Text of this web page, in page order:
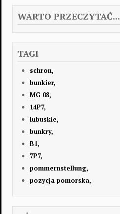
WARTO PRZECZYTAĆ...
TAGI
schron,
bunkier,
MG 08,
14P7,
lubuskie,
bunkry,
B1,
7P7,
pommernstellung,
pozycja pomorska,